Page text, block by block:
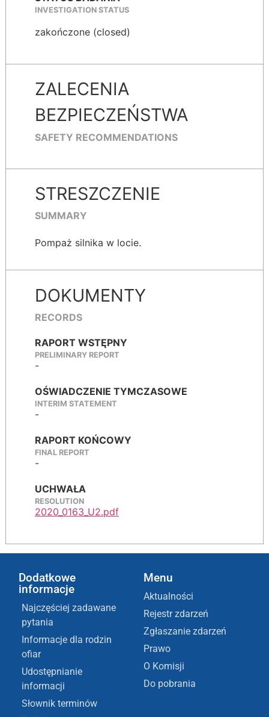
INVESTIGATION STATUS
zakończone (closed)
ZALECENIA
BEZPIECZEŃSTWA
SAFETY RECOMMENDATIONS
STRESZCZENIE
SUMMARY
Pompaż silnika w locie.
DOKUMENTY
RECORDS
RAPORT WSTĘPNY
PRELIMINARY REPORT
-
OŚWIADCZENIE TYMCZASOWE
INTERIM STATEMENT
-
RAPORT KOŃCOWY
FINAL REPORT
-
UCHWAŁA
RESOLUTION
2020_0163_U2.pdf
Dodatkowe
informacje
Najczęściej zadawane
pytania
Informacje dla rodzin
ofiar
Udostępnianie
informacji
Słownik terminów
Menu
Aktualności
Rejestr zdarzeń
Zgłaszanie zdarzeń
Prawo
O Komisji
Do pobrania